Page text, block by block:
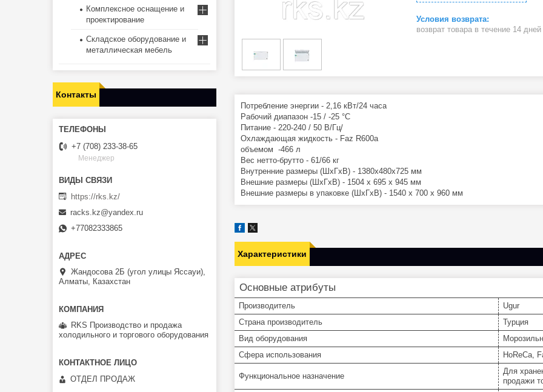
возврат товара в течение 14 дней
Потребление энергии - 2,16 кВт/24 часа
Рабочий диапазон -15 / -25 °C
Питание - 220-240 / 50 В/Гц/
Охлаждающая жидкость - Faz R600a
объемом -466 л
Вес нетто-брутто - 61/66 кг
Внутренние размеры (ШхГхВ) - 1380x480x725 мм
Внешние размеры (ШхГхВ) - 1504 x 695 x 945 мм
Внешние размеры в упаковке (ШхГхВ) - 1540 x 700 x 960 мм
Характеристики
Основные атрибуты
Производитель
Ugur
Страна производитель
Турция
Вид оборудования
Сфера использования
HoReCa,
Функциональное назначение
Для
продажи
Комплексное оснащение и
проектирование
Складское оборудование и
металлическая мебель
Контакты
+7 (708) 233-38-65
Менеджер
https://rks.kz/
racks.kz@yandex.ru
+77082333865
Жандосова 2Б (угол улицы Яссауи),
Алматы, Казахстан
RKS Производство и продажа
холодильного и торгового оборудования
ОТДЕЛ ПРОДАЖ